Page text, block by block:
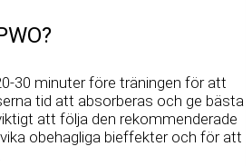
30 minuter före träningen för att
tid att absorberas och ge bästa
att följa den rekommenderade
obehagliga bieffekter och för att